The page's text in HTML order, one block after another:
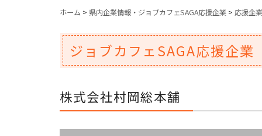
ホーム > 県内企業情報・ジョブカフェSAGA応援企業 > 応援企
ジョブカフェSAGA応援企業
株式会社村岡総本舗